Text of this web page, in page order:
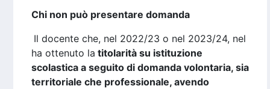
Chi non può presentare domanda
Il docente che, nel 2022/23 o nel 2023/24, nel
ha ottenuto la titolarità su istituzione
scolastica a seguito di domanda volontaria, sia
territoriale che professionale, avendo